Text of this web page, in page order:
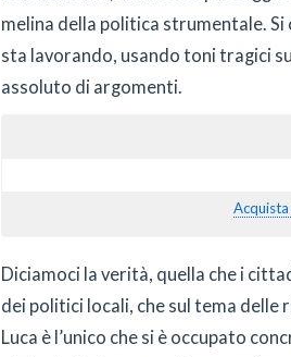
melina della politica strumentale.
sta lavorando, usando toni tragici
assoluto di argomenti.
Diciamoci la verità, quella che i
dei politici locali, che sul tema
Luca è l’unico che si è occupato